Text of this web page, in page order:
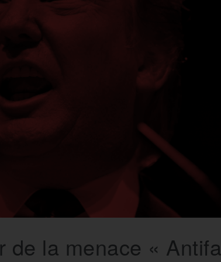
de la menace «